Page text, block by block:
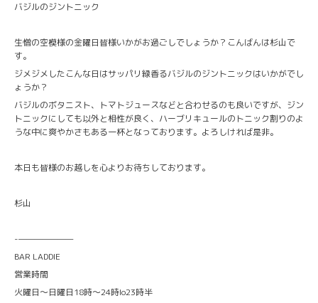
バジルのジントニック
生憎の空模様の金曜日皆様いかがお過ごしでしょうか？こんばんは杉山で
す。
ジメジメしたこんな日はサッパリ緑香るバジルのジントニックはいかがでし
ょうか？
バジルのボタニスト、トマトジュースなどと合わせるのも良いですが、ジン
トニックにしても以外と相性が良く、ハーブリキュールのトニック割りのよ
うな中に爽やかさもある一杯となっております。よろしければ是非。
本日も皆様のお越しを心よりお待ちしております。
杉山
-———————
BAR LADDIE
営業時間
火曜日〜日曜日18時〜24時lo23時半